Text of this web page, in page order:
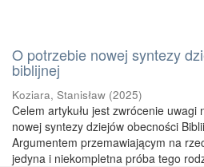
O potrzebie nowej syntezy
biblijnej
Koziara, Stanisław (2025)
Celem artykułu jest zwrócenie
nowej syntezy dziejów obecności
Argumentem przemawiającym na
jedyna i niekompletna próba tego